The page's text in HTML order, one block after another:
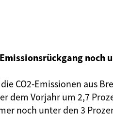
noch
CO2-Emissionen aus
dem Vorjahr um 2,7
noch unter den 3